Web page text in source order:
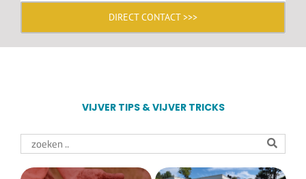
DIRECT CONTACT >>>
VIJVER TIPS & VIJVER TRICKS